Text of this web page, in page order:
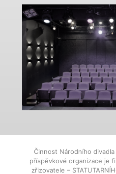
Činnost Národního divadla
příspěvkové organizace je
zřizovatele –